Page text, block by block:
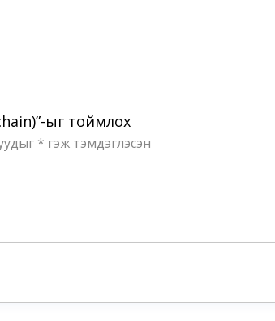
ыг тоймлох
* гэж тэмдэглэсэн